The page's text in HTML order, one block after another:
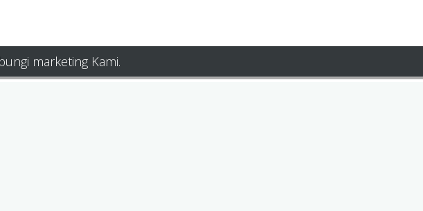
marketing Kami.